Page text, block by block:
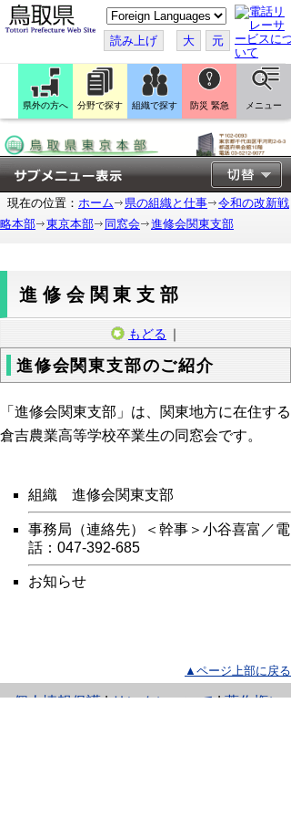
こ
の
ペ
ー
ジ
翻
訳
す
読み上げ 大 元
県外の方へ 分野で探す 組織で探す 防災 緊急 メニュー
現在の位置： ホーム 県の組織と仕事
令和の改新戦
略本部
東京本部 同窓会 進修会関東支部
進修会関東支部
もどる ｜
進修会関東支部のご紹介
「進修会関東支部」は、関東地方に在住する
倉吉農業高等学校卒業生の同窓会です。
組織 進修会関東支部
事務局（連絡先）＜幹事＞小谷喜富／電
話：047-392-685
お知らせ
▲ページ上部に戻る
個人情報保護|と
リンクについて|著作権に